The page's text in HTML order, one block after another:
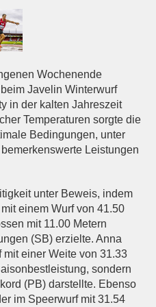
Wochenende
Javelin Winterwurf
in der kalten Jahreszeit
Temperaturen sorgte die
Bedingungen, unter
Leistungen
unter Beweis, indem
einem Wurf von 41.50
mit 11.00 Metern
(SB) erzielte. Anna
einer Weite von 31.33
sondern
(PB) darstellte. Ebenso
im Speerwurf mit 31.54